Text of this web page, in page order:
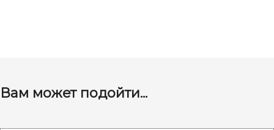
Вам может подойти...